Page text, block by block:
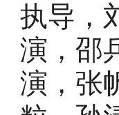
执导，
演，邵
演，张